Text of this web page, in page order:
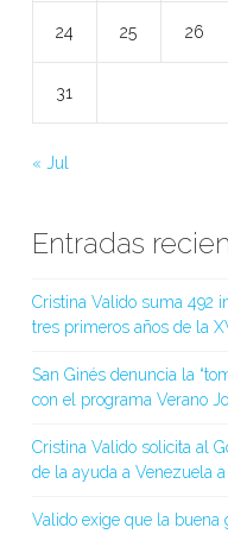
24 25 26
31
« Jul
Entradas
Cristina Valido suma 492
tres primeros años de la
San Ginés denuncia la
con el programa Verano
Cristina Valido solicita al
de la ayuda a Venezuela
Valido exige que la buena